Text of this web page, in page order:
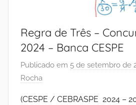
Regra de Três –
2024 – Banca CESPE
Publicado em 5 de setembro de
Rocha
(CESPE / CEBRASPE 2024 –